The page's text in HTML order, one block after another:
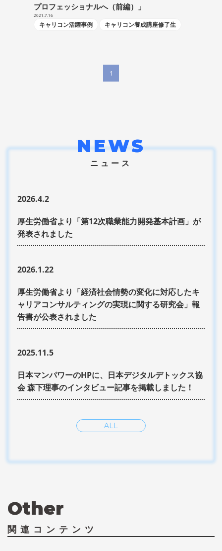
プロフェッショナルへ（前編）」
2021.7.16
キャリコン活躍事例 キャリコン養成講座修了生
1
NEWS
ニュース
2026.4.2
厚生労働省より「第12次職業能力開発基本計画」が
発表されました
2026.1.22
厚生労働省より「経済社会情勢の変化に対応したキ
ャリアコンサルティングの実現に関する研究会」報
告書が公表されました
2025.11.5
日本マンパワーのHPに、日本デジタルデトックス協
会 森下理事のインタビュー記事を掲載しました！
ALL
Other
関連コンテンツ